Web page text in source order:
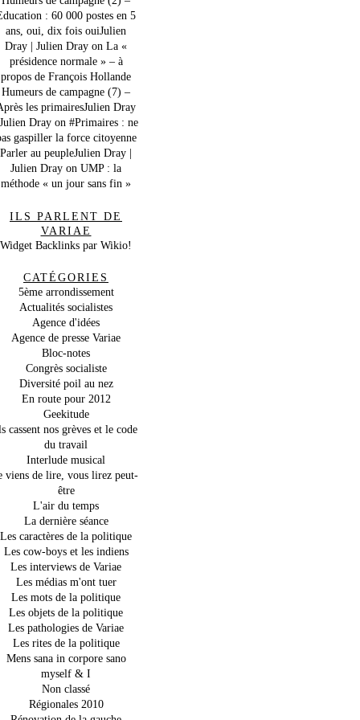
: 60 000 postes en 5
ans, oui, dix fois ouiJulien
Dray | Julien Dray on La «
présidence normale » – à
propos de François Hollande
Humeurs de campagne (7) –
les primairesJulien Dray
Dray on #Primaires : ne
gaspiller la force citoyenne
Parler au peupleJulien Dray |
Julien Dray on UMP : la
méthode « un jour sans fin »
ILS PARLENT DE
VARIAE
Widget Backlinks par Wikio!
CATÉGORIES
5ème arrondissement
Actualités socialistes
Agence d'idées
Agence de presse Variae
Bloc-notes
Congrès socialiste
Diversité poil au nez
En route pour 2012
Geekitude
cassent nos grèves et le code
du travail
Interlude musical
viens de lire, vous lirez peut-
être
L'air du temps
La dernière séance
Les caractères de la politique
Les cow-boys et les indiens
Les interviews de Variae
Les médias m'ont tuer
Les mots de la politique
Les objets de la politique
Les pathologies de Variae
Les rites de la politique
Mens sana in corpore sano
myself & I
Non classé
Régionales 2010